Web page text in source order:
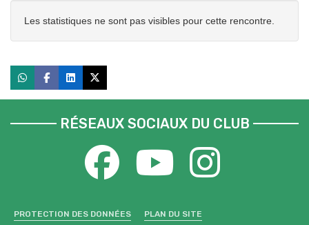
Les statistiques ne sont pas visibles pour cette rencontre.
RÉSEAUX SOCIAUX DU CLUB
PROTECTION DES DONNÉES PLAN DU SITE